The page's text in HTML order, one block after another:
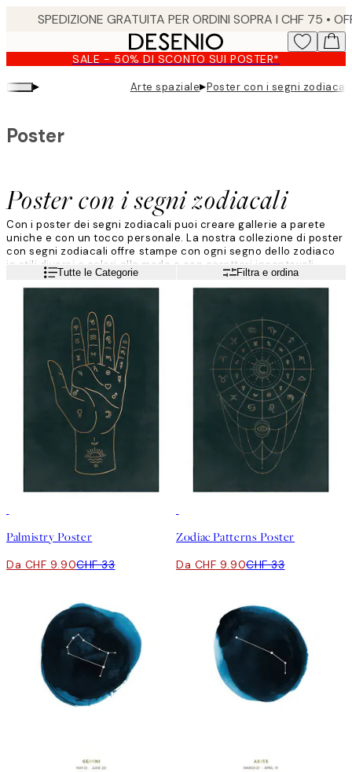
content.
SALE - 50% DI SCONTO SUI POSTER*
▸ Arte spaziale▸Poster con i segni zodiacali
Poster con i segni zodiacali
Poster
Con i poster dei segni zodiacali puoi creare gallerie a parete
uniche e con un tocco personale. La nostra collezione di poster
con segni zodiacali offre stampe con ogni segno dello zodiaco
in stili diversi e colori alla moda e con caratteri incantevoli.
Trova una stampa con il tuo segno zodiacale e aggiungila alla
tua galleria a parete! I poster con il segno zodiacale sono anche
Leggi di piùTutte le Categorie Filtra e ordina
Palmistry Poster
Da CHF 9.90CHF 33
Zodiac Patterns Poster
Da CHF 9.90CHF 33